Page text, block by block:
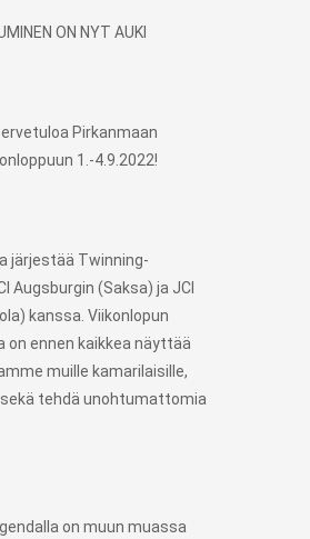
ON NYT AUKI
Pirkanmaan
1.-4.9.2022!
järjestää Twinning-
Augsburgin (Saksa) ja JCI
kanssa. Viikonlopun
on ennen kaikkea näyttää
muille kamarilaisille,
tehdä unohtumattomia
on muun muassa